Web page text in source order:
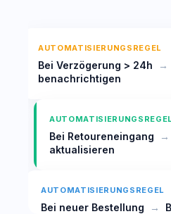
AUTOMATISIERUNGSREGEL
Bei Verzögerung > 24h →
benachrichtigen
AUTOMATISIERUNGSREGEL
Bei Retoureneingang →
aktualisieren
AUTOMATISIERUNGSREGEL
Bei neuer Bestellung →